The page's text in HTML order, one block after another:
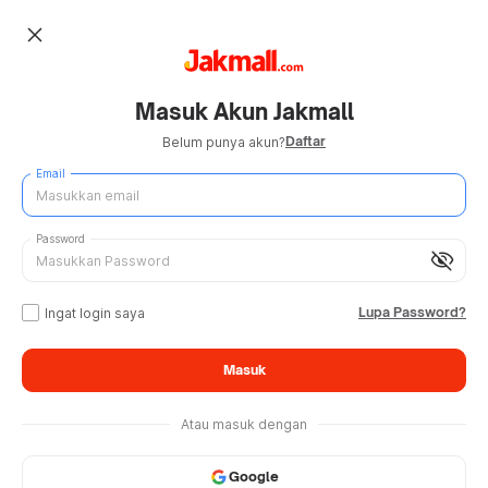
close
Masuk Akun Jakmall
Belum punya akun?Daftar
Email
visibility_off
Password
Ingat login saya Lupa Password?
Masuk
Atau masuk dengan
Google